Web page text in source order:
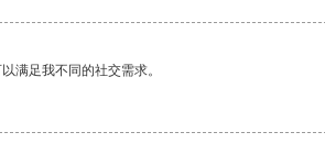
满足我不同的社交需求。